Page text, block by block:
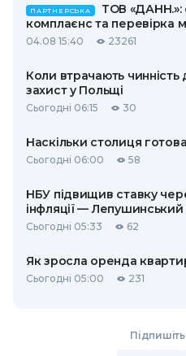
ПАРТНЕРСЬКА
ТОВ «ДАНН.»:
комплаєнс та перевірка
04.08 15:40 23261
Коли втрачають
захист у Польщі
Сьогодні 06:15 30
Наскільки столиця
Сьогодні 06:00 58
НБУ підвищив ставку
інфляції — Лепушинський
Сьогодні 05:33 62
Як зросла оренда
Сьогодні 05:00 231